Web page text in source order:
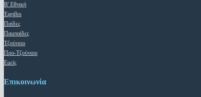
Β' Εθνική
Έφηβοι
Παίδες
Παμπαίδες
Τζούνιορ
Προ-Τζούνιορ
Εμείς
Επικοινωνία